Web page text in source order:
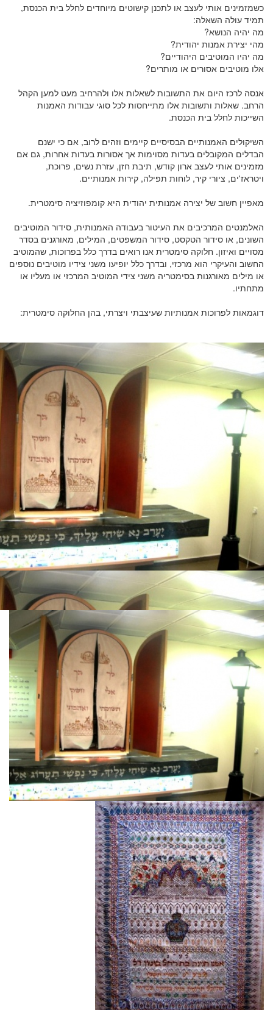
כשמזמינים אותי לעצב או לתכנן קישוטים מיוחדים לחלל בית הכנסת,
תמיד עולה השאלה:
מה יהיה הנושא?
מהי יצירת אמנות יהודית?
מה יהיו המוטיבים היהודיים?
אלו מוטיבים אסורים או מותרים?
אנסה לרכז היום את התשובות לשאלות אלו ולהרחיב מעט למען הקהל
הרחב. שאלות ותשובות אלו מתייחסות לכל סוגי עבודות האמנות
השייכות לחלל בית הכנסת.
השיקולים האמנותיים הבסיסיים קיימים וזהים לרוב, אם כי ישנם
הבדלים המקובלים בעדות מסוימות אך אסורות בעדות אחרות, גם אם
מזמינים אותי לעצב ארון קודש, תיבת חזן, עזרת נשים, פרוכת,
ויטראז'ים, ציורי קיר, לוחות תפילה, קירות אמנותיים.
מאפיין חשוב של יצירה אמנותית יהודית היא קומפוזיציה סימטרית.
האלמנטים המרכיבים את העיטור בעבודה האמנותית, סידור המוטיבים
השונים, או סידור הטקסט, סידור המשפטים, המילים, מאורגנים בסדר
מסויים ואיזון. חלוקה סימטרית אנו רואים בדרך כלל בפרוכות, שהמוטיב
החשוב והעיקרי הוא מרכזי, ובדרך כלל יופיעו משני צידיו מוטיבים נוספים
או מילים מאורגנות בסימטריה משני צידי המוטיב המרכזי או מעליו או
מתחתיו.
דוגמאות לפרוכות אמנותיות שעיצבתי ויצרתי, בהן החלוקה סימטרית: